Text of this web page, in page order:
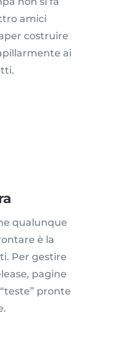
amici
costruire
ai
qualunque
è la
Per gestire
pagine
pronte